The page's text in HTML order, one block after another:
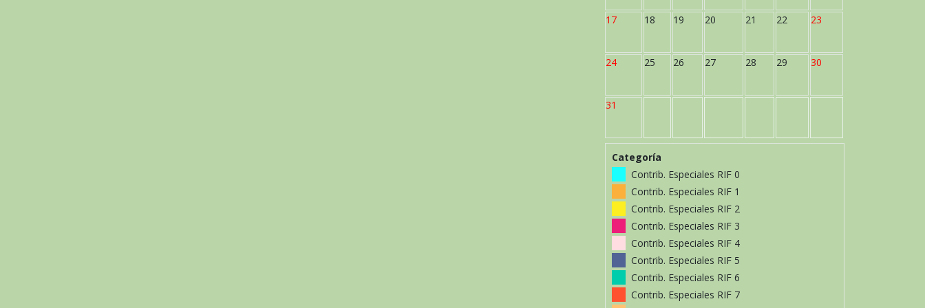
17 18 19 20 21 22 23
24 25 26 27 28 29 30
31
Categoría
Contrib. Especiales RIF 0
Contrib. Especiales RIF 1
Contrib. Especiales RIF 2
Contrib. Especiales RIF 3
Contrib. Especiales RIF 4
Contrib. Especiales RIF 5
Contrib. Especiales RIF 6
Contrib. Especiales RIF 7